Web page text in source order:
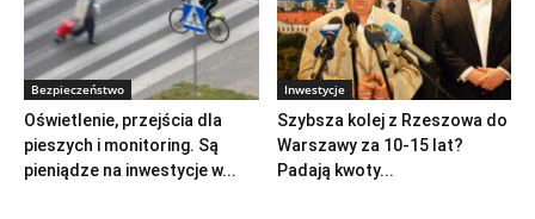
Bezpieczeństwo
Oświetlenie, przejścia dla
pieszych i monitoring. Są
pieniądze na inwestycje w...
Inwestycje
Szybsza kolej z Rzeszowa do
Warszawy za 10-15 lat?
Padają kwoty...